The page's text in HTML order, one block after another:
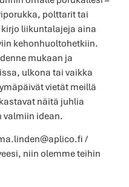
polttarit tai
liikuntalajeja aina
kehonhuoltohetkiin.
mukaan ja
ulkona tai vaikka
vietät meillä
näitä juhlia
valmiin idean.
/
niin olemme teihin